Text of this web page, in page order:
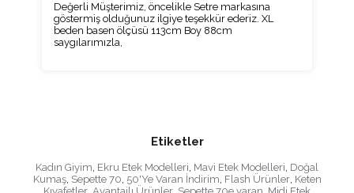
Değerli Müşterimiz, öncelikle Setre markasına
göstermiş olduğunuz ilgiye teşekkür ederiz. XL
beden basen ölçüsü 113cm Boy 88cm
saygılarımızla,
Etiketler
Kadın Giyim, Ekru Etek Modelleri, Mavi Etek Modelleri, Doğal
Kumaş, Sepette 70, 50'Ye Varan İndirim, Flash Ürünler, Keten